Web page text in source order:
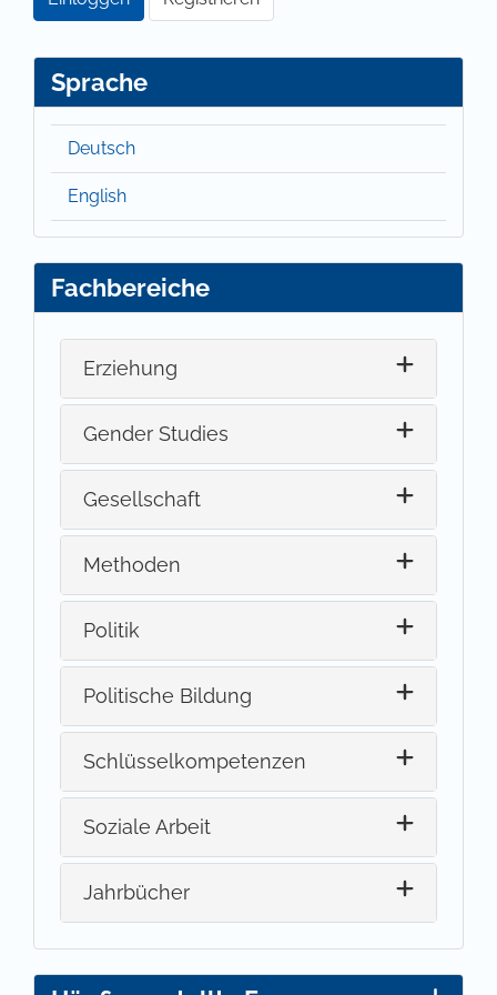
Sprache
Deutsch
English
Fachbereiche
Erziehung
Gender Studies
Gesellschaft
Methoden
Politik
Politische Bildung
Schlüsselkompetenzen
Soziale Arbeit
Jahrbücher